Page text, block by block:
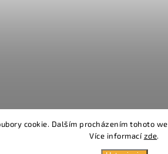
cookie. Dalším procházením tohoto
Více informacízde.